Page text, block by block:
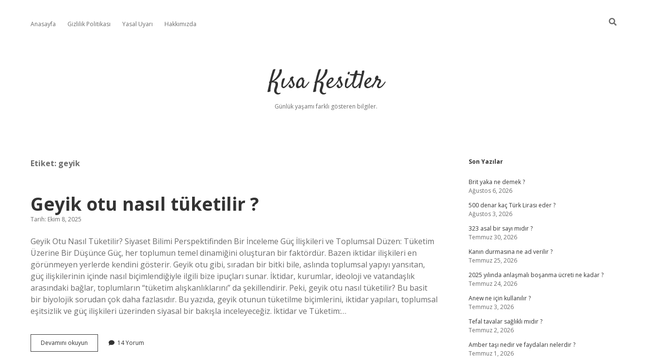
Anasayfa Gizlilik Politikası Yasal Uyarı Hakkımızda
Kısa Kesitler
Günlük yaşamı farklı gösteren bilgiler.
Etiket: geyik
Geyik otu nasıl tüketilir ?
Tarih: Ekim 8, 2025
Geyik Otu Nasıl Tüketilir? Siyaset Bilimi Perspektifinden Bir İnceleme Güç İlişkileri ve Toplumsal Düzen: Tüketim
Üzerine Bir Düşünce Güç, her toplumun temel dinamiğini oluşturan bir faktördür. Bazen iktidar ilişkileri en
görünmeyen yerlerde kendini gösterir. Geyik otu gibi, sıradan bir bitki bile, aslında toplumsal yapıyı yansıtan,
güç ilişkilerinin içinde nasıl biçimlendiğiyle ilgili bize ipuçları sunar. İktidar, kurumlar, ideoloji ve vatandaşlık
arasındaki bağlar, toplumların “tüketim alışkanlıklarını” da şekillendirir. Peki, geyik otu nasıl tüketilir? Bu basit
bir biyolojik sorudan çok daha fazlasıdır. Bu yazıda, geyik otunun tüketilme biçimlerini, iktidar yapıları, toplumsal
eşitsizlik ve güç ilişkileri üzerinden siyasal bir bakışla inceleyeceğiz. İktidar ve Tüketim:…
Devamını okuyun
otu
14 Yorum
Sidebar
Son Yazılar
Brit yaka ne demek ?
Ağustos 6, 2026
500 denar kaç Türk Lirası eder ?
Ağustos 3, 2026
323 asal bir sayı mıdır ?
Temmuz 30, 2026
Kanın durmasına ne ad verilir ?
Temmuz 25, 2026
2025 yılında anlaşmalı boşanma ücreti ne kadar ?
Temmuz 24, 2026
Anew ne için kullanılır ?
Temmuz 3, 2026
Tefal tavalar sağlıklı mıdır ?
Temmuz 2, 2026
Amber taşı nedir ve faydaları nelerdir ?
Temmuz 1, 2026